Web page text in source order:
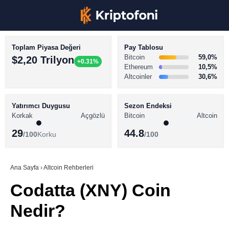
Youtube
BİTCOİN HABERLERİ
ALTCOİN HABERLERİ
SÖZLÜK
Toplam Piyasa Değeri
$2,20 Trilyon +0.31%
Pay Tablosu
Bitcoin
59,0%
Ethereum
10,5%
Altcoinler
30,6%
Yatırımcı Duygusu
Korkak
Açgözlü
29/100Korku
Sezon Endeksi
Bitcoin
Altcoin
44.8/100
Ana Sayfa ›Altcoin Rehberleri
Codatta (XNY) Coin
Nedir?